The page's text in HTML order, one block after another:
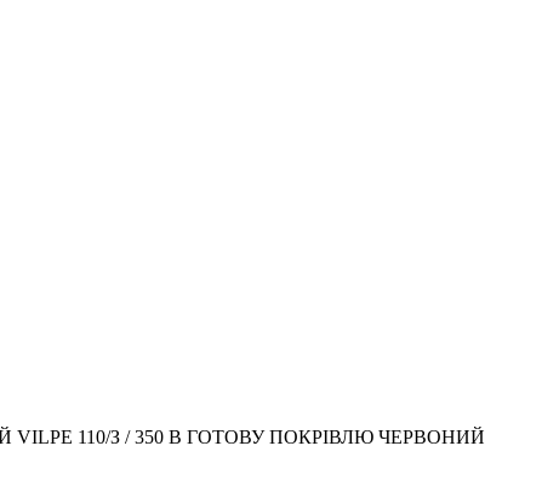
110/З / 350 В ГОТОВУ ПОКРІВЛЮ ЧЕРВОНИЙ